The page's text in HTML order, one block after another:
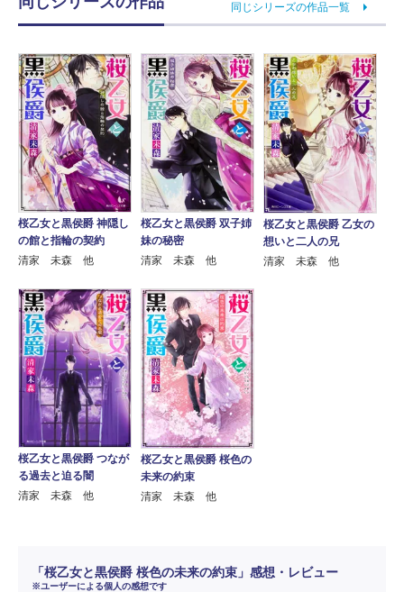
同じシリーズの作品一覧
桜乙女と黒侯爵 神隠し
の館と指輪の契約
清家 未森 他
桜乙女と黒侯爵 双子姉
妹の秘密
清家 未森 他
桜乙女と黒侯爵 乙女の
想いと二人の兄
清家 未森 他
桜乙女と黒侯爵 つなが
る過去と迫る闇
清家 未森 他
桜乙女と黒侯爵 桜色の
未来の約束
清家 未森 他
「桜乙女と黒侯爵 桜色の未来の約束」感想・レビュー
※ユーザーによる個人の感想です